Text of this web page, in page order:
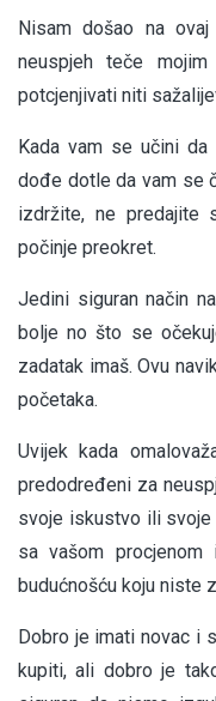
Nisam došao na
neuspjeh teče
potcjenjivati niti
Kada vam se učini
dođe dotle da vam se
izdržite, ne predajite
počinje preokret.
Jedini siguran način
bolje no što se
zadatak imaš. Ovu
početaka.
Uvijek kada
predodređeni za
svoje iskustvo ili
sa vašom
budućnošću koju niste
Dobro je imati novac i
kupiti, ali dobro je